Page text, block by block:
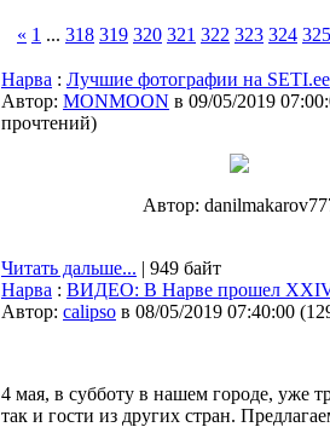
« 1 ... 318 319 320 321 322 323 324 325
Нарва : Лучшие фотографии на SETI.ee
Автор: MONMOON в 09/05/2019
прочтений)
Автор:
Читать дальше... | 949 байт
Нарва : ВИДЕО: В Нарве прошел XXIV
Автор: calipso в 08/05/2019 07:40:00 (
4 мая, в субботу в нашем городе, уже
так и гости из других стран.